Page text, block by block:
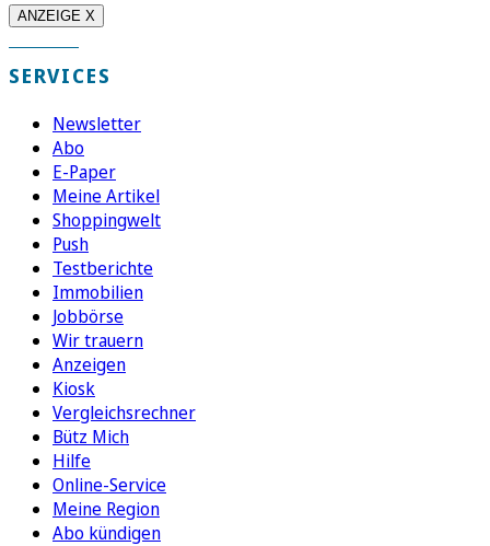
ANZEIGE X
SERVICES
Newsletter
Abo
E-Paper
Meine Artikel
Shoppingwelt
Push
Testberichte
Immobilien
Jobbörse
Wir trauern
Anzeigen
Kiosk
Vergleichsrechner
Bütz Mich
Hilfe
Online-Service
Meine Region
Abo kündigen